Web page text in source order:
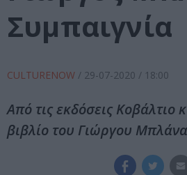
Συμπαιγνία
CULTURENOW / 29-07-2020 / 18:00
Από τις εκδόσεις Κοβάλτιο
βιβλίο του Γιώργου